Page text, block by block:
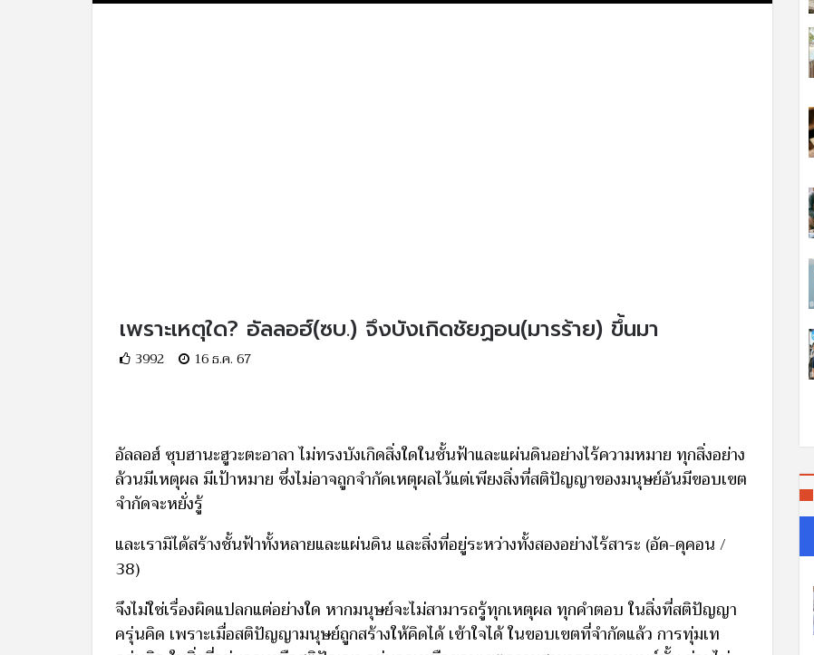
เพราะเหตุใด? อัลลอฮ์(ซบ.) จึงบังเกิดชัยฏอน(มารร้าย) ขึ้นมา
3992 16 ธ.ค. 67
อัลลอฮ์ ซุบฮานะฮูวะตะอาลา ไม่ทรงบังเกิดสิ่งใดในชั้นฟ้าและแผ่นดินอย่างไร้ความหมาย ทุกสิ่งอย่าง
ล้วนมีเหตุผล มีเป้าหมาย ซึ่งไม่อาจถูกจำกัดเหตุผลไว้แต่เพียงสิ่งที่สติปัญญาของมนุษย์อันมีขอบเขต
จำกัดจะหยั่งรู้
และเรามิได้สร้างชั้นฟ้าทั้งหลายและแผ่นดิน และสิ่งที่อยู่ระหว่างทั้งสองอย่างไร้สาระ (อัด-ดุคอน /
38)
จึงไม่ใช่เรื่องผิดแปลกแต่อย่างใด หากมนุษย์จะไม่สามารถรู้ทุกเหตุผล ทุกคำตอบ ในสิ่งที่สติปัญญา
ครุ่นคิด เพราะเมื่อสติปัญญามนุษย์ถูกสร้างให้คิดได้ เข้าใจได้ ในขอบเขตที่จำกัดแล้ว การทุ่มเท